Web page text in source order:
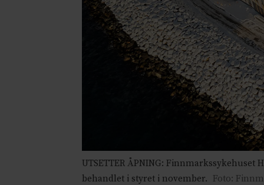
UTSETTER ÅPNING:
behandlet i styret i november. Foto: